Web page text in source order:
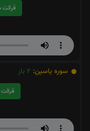
قرائت سوره الرحمن را تقبل میکنم
سوره یاسین: 2 بار
قرائت سوره یاسین را تقبل میکنم